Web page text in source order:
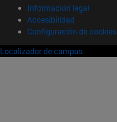
Información legal
Accesibilidad
Configuración de cookies
Localizador de campus